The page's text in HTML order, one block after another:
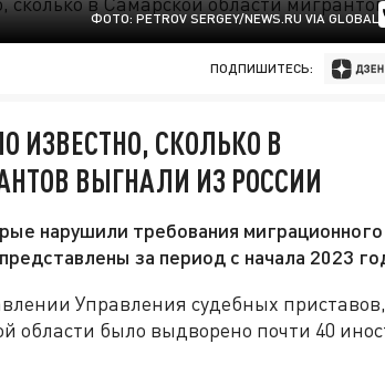
ФОТО: PETROV SERGEY/NEWS.RU VIA
ПОДПИШИТЕСЬ:
ИЗВЕСТНО, СКОЛЬКО В
ВЫГНАЛИ ИЗ РОССИИ
нарушили требования миграционного
за период с начала 2023
Управления судебных приставов,
области было выдворено почти 40